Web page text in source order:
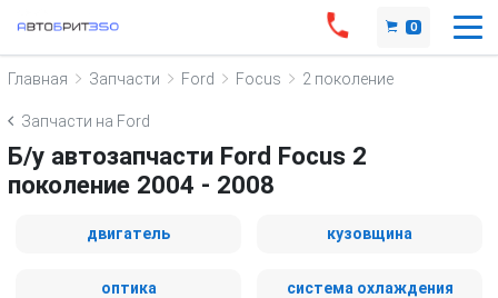
0
Главная Запчасти Ford Focus 2 поколение
Запчасти на Ford
Б/у автозапчасти Ford Focus 2
поколение 2004 - 2008
двигатель кузовщина
оптика система охлаждения